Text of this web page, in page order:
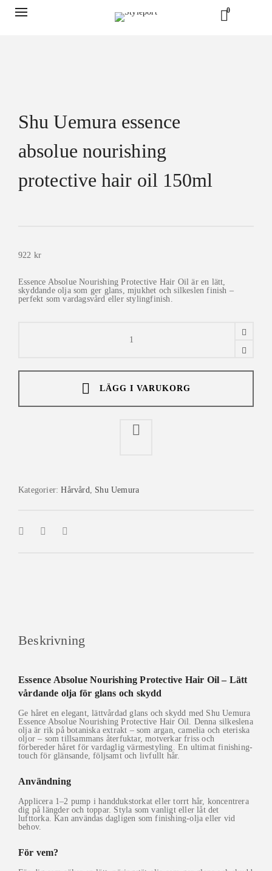
0
Shu Uemura essence
absolue nourishing
protective hair oil 150ml
922 kr
Essence Absolue Nourishing Protective Hair Oil är en lätt,
skyddande olja som ger glans, mjukhet och silkeslen finish –
perfekt som vardagsvård eller stylingfinish.
LÄGG I VARUKORG
Kategorier:Hårvård, Shu Uemura
Beskrivning
Essence Absolue Nourishing Protective Hair Oil – Lätt
vårdande olja för glans och skydd
Ge håret en elegant, lättvårdad glans och skydd med Shu Uemura
Essence Absolue Nourishing Protective Hair Oil. Denna silkeslena
olja är rik på botaniska extrakt – som argan, camelia och eteriska
oljor – som tillsammans återfuktar, motverkar friss och
förbereder håret för vardaglig värmestyling. En ultimat finishing-
touch för glänsande, följsamt och livfullt hår.
Användning
Applicera 1–2 pump i handdukstorkat eller torrt hår, koncentrera
dig på längder och toppar. Styla som vanligt eller låt det
lufttorka. Kan användas dagligen som finishing-olja eller vid
behov.
För vem?